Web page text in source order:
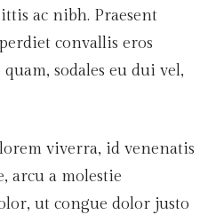
ac nibh. Praesent
convallis eros
sodales eu dui vel,
viverra, id venenatis
arcu a molestie
ut congue dolor justo